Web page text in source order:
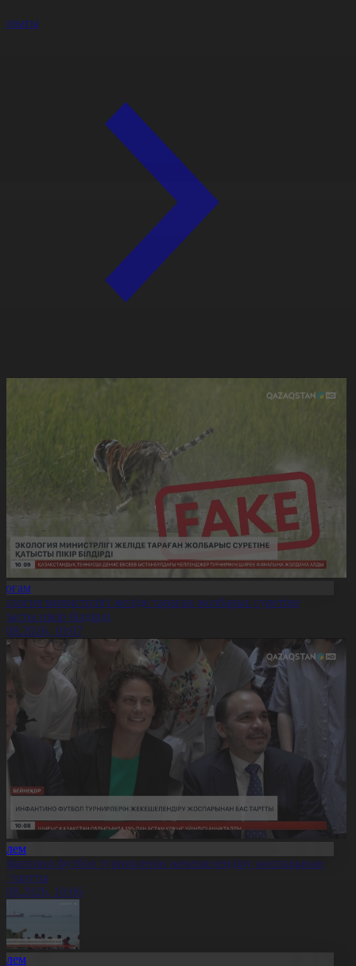
министрлігі желіде тараған жолбарыс суретіне
пікір білдірді
10:07
футбол турнирлерін жекешелендіру жоспарынан
тартты
10:06